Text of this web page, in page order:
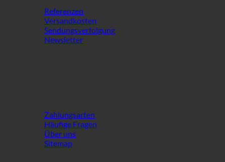
Referenzen
Versandkosten
Sendungsverfolgung
Newsletter
Zahlungsarten
Häufige Fragen
Über uns
Sitemap